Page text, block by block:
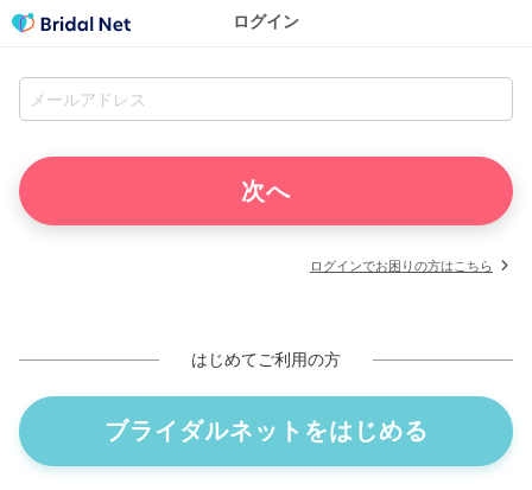
ログイン
ログインでお困りの方はこちら
はじめてご利用の方
ブライダルネットをはじめる